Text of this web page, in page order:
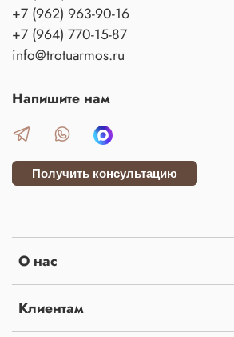
О нас
Клиентам
+7 (962) 963-90-16
+7 (964) 770-15-87
info@trotuarmos.ru
Напишите нам
Получить консультацию